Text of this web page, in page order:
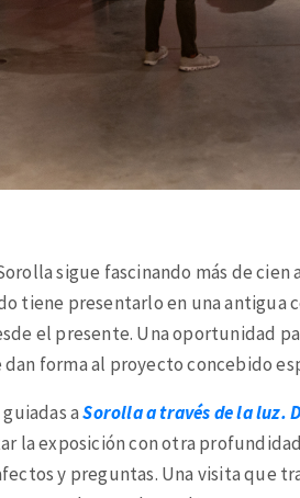
sigue fascinando más de cien
tiene presentarlo en una antigua
el presente. Una oportunidad
dan forma al proyecto concebido
guiadas aSorolla a través de la luz.
la exposición con otra
y preguntas. Una visita que